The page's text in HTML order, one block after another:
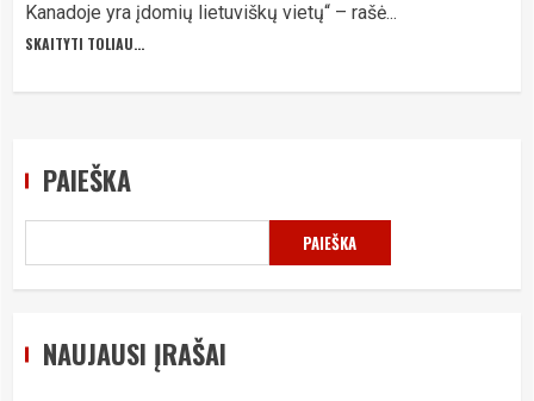
Kanadoje yra įdomių lietuviškų vietų“ – rašė...
SKAITYTI TOLIAU...
PAIEŠKA
PAIEŠKA
NAUJAUSI ĮRAŠAI